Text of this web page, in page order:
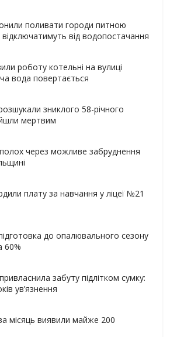
поливати городи питною
від водопостачання
роботу котельні на вулиці
вода повертається
зниклого 58-річного
мертвим
через можливе забруднення
плату за навчання у ліцеї №21
до опалювального сезону
60%
забуту підлітком сумку:
ув’язнення
місяць виявили майже 200